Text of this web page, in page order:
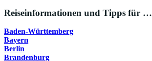
Reiseinformationen und Tipps für …
Baden-Württemberg
Bayern
Berlin
Brandenburg